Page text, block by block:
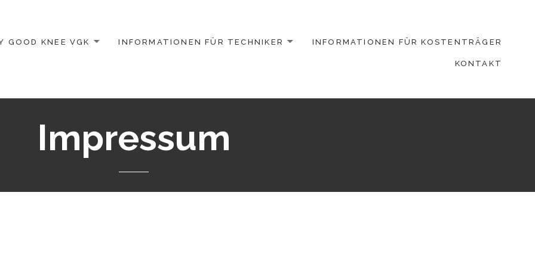
GOOD KNEE VGK INFORMATIONEN FÜR TECHNIKER INFORMATIONEN FÜR KOSTENTRÄGER
KONTAKT
Impressum